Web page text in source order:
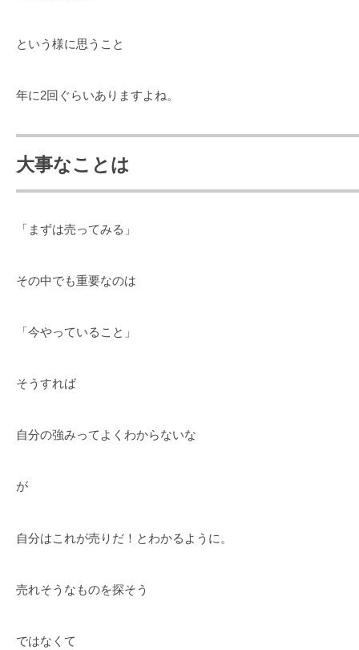
という様に思うこと
年に2回ぐらいありますよね。
大事なことは
「まずは売ってみる」
その中でも重要なのは
「今やっていること」
そうすれば
自分の強みってよくわからないな
が
自分はこれが売りだ！とわかるように。
売れそうなものを探そう
ではなくて